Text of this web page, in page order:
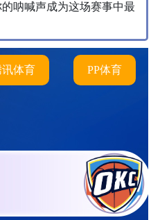
呐喊声成为这场赛事中最
讯体育 PP体育